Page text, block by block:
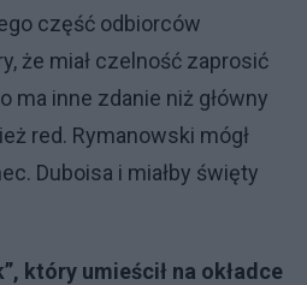
część odbiorców
że miał czelność zaprosić
ma inne zdanie niż główny
red. Rymanowski mógł
Duboisa i miałby święty
który umieścił na okładce